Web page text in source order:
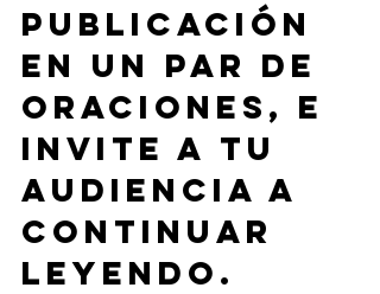
publicación
en un par de
oraciones, e
invite a tu
audiencia a
continuar
leyendo.